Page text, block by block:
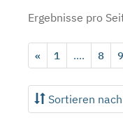
Ergebnisse pro
« 1 .... 8 9
Sortieren nach